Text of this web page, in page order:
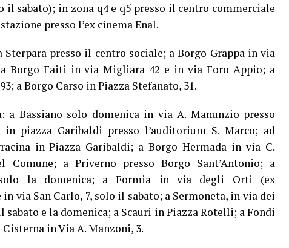
sabato); in zona q4 e q5 presso il centro commerciale
presso l’ex cinema Enal.
presso il centro sociale; a Borgo Grappa in via
Borgo Faiti in via Migliara 42 e in via Foro Appio; a
a Borgo Carso in Piazza Stefanato, 31.
Bassiano solo domenica in via A. Manunzio presso
piazza Garibaldi presso l’auditorium S. Marco; ad
in Piazza Garibaldi; a Borgo Hermada in via C.
a Priverno presso Borgo Sant’Antonio; a
solo la domenica; a Formia in via degli Orti (ex
via San Carlo, 7, solo il sabato; a Sermoneta, in via dei
e la domenica; a Scauri in Piazza Rotelli; a Fondi
in Via A. Manzoni, 3.